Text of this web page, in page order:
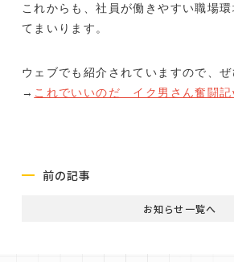
お問い合わせフォー
採用に関するご質問
これからも、社員が働きやすい職場
てまいります。
ウェブでも紹介されていますので、ぜ
→ これでいいのだ イク男さん奮闘
前の記事
お知らせ一覧へ